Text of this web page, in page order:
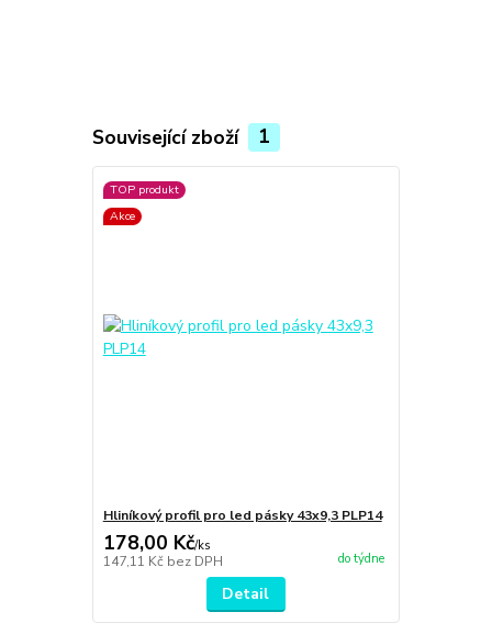
Související zboží 1
TOP produkt
Akce
Hliníkový profil pro led pásky 43x9,3 PLP14
178,00 Kč/ks
147,11 Kč bez DPH do týdne
Detail